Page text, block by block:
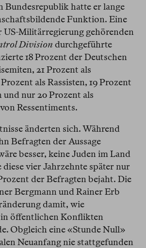
Bundesrepublik hatte er lange
Funktion. Eine
US-Militärregierung gehörenden
Division durchgeführte
18 Prozent der Deutschen
21 Prozent als
als Rassisten, 19 Prozent
und nur 20 Prozent als
Ressentiments.
änderten sich. Während
Befragten der Aussage
besser, keine Juden im Land
diese vier Jahrzehnte später nur
der Befragten bejaht. Die
Bergmann und Rainer Erb
damit, wie
öffentlichen Konflikten
Obgleich eine «Stunde Null»
Neuanfang nie stattgefunden